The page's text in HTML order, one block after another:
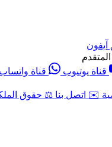
آيفون
قناة يوتيوب قناة واتساب
✉️ اتصل بنا ⚖️ حقوق